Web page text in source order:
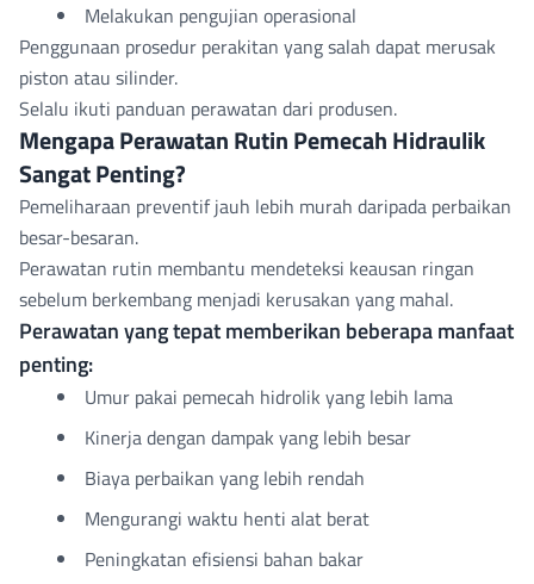
Melakukan pengujian operasional
Penggunaan prosedur perakitan yang salah dapat merusak
piston atau silinder.
Selalu ikuti panduan perawatan dari produsen.
Mengapa Perawatan Rutin Pemecah Hidraulik
Sangat Penting?
Pemeliharaan preventif jauh lebih murah daripada perbaikan
besar-besaran.
Perawatan rutin membantu mendeteksi keausan ringan
sebelum berkembang menjadi kerusakan yang mahal.
Perawatan yang tepat memberikan beberapa manfaat
penting:
Umur pakai pemecah hidrolik yang lebih lama
Kinerja dengan dampak yang lebih besar
Biaya perbaikan yang lebih rendah
Mengurangi waktu henti alat berat
Peningkatan efisiensi bahan bakar